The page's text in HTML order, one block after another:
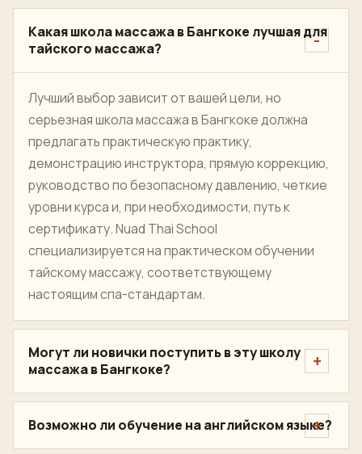
Школа массажа в
Бангкоке Часто
задаваемые вопросы
Какая школа массажа в Бангкоке лучшая для
тайского массажа?
серьезная школа массажа в Бангкоке должна
предлагать практическую практику,
демонстрацию инструктора, прямую коррекцию,
руководство по безопасному давлению, четкие
уровни курса и, при необходимости, путь к
сертификату. Nuad Thai School